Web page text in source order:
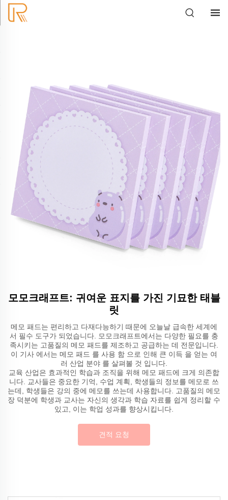
모모크래프트: 귀여운 표지를 가진 기묘한 태블
릿
메모 패드는 편리하고 다재다능하기 때문에 오늘날 급속한 세계에
서 필수 도구가 되었습니다. 모모크래프트에서는 다양한 필요를 충
족시키는 고품질의 메모 패드를 제조하고 공급하는 데 전문입니다.
이 기사 에서는 메모 패드 를 사용 함 으로 인해 큰 이득 을 얻는 여
러 산업 분야 를 살펴볼 것 입니다.
교육 산업은 효과적인 학습과 조직을 위해 메모 패드에 크게 의존합
니다. 교사들은 중요한 기억, 수업 계획, 학생들의 정보를 메모로 쓰
는데, 학생들은 강의 중에 메모를 쓰는데 사용합니다. 고품질의 메모
장 덕분에 학생과 교사는 자신의 생각과 학습 자료를 쉽게 정리할 수
있고, 이는 학업 성과를 향상시킵니다.
견적 요청